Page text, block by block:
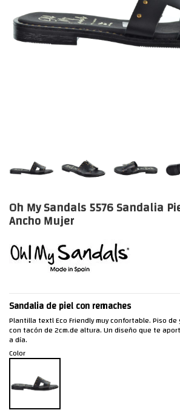
Oh My Sandals 5576 Sandalia
Ancho Mujer
Sandalia de piel con remaches
Plantilla textl Eco Friendly muy confortable. Piso
con tacón de 2cm.de altura. Un diseño que te
a día.
Color